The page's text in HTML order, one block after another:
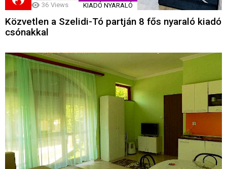
36 Views KIADÓ NYARALÓ
Közvetlen a Szelidi-Tó partján 8 fős nyaraló kiadó
csónakkal